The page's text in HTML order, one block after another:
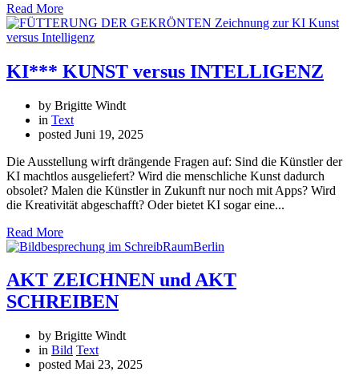
Read More
KI*** KUNST versus INTELLIGENZ
by Brigitte Windt
in Text
posted Juni 19, 2025
Die Ausstellung wirft drängende Fragen auf: Sind die Künstler der
KI machtlos ausgeliefert? Wird die menschliche Kunst dadurch
obsolet? Malen die Künstler in Zukunft nur noch mit Apps? Wird
die Kreativität abgeschafft? Oder bietet KI sogar eine...
Read More
AKT ZEICHNEN und AKT
SCHREIBEN
by Brigitte Windt
in Bild Text
posted Mai 23, 2025